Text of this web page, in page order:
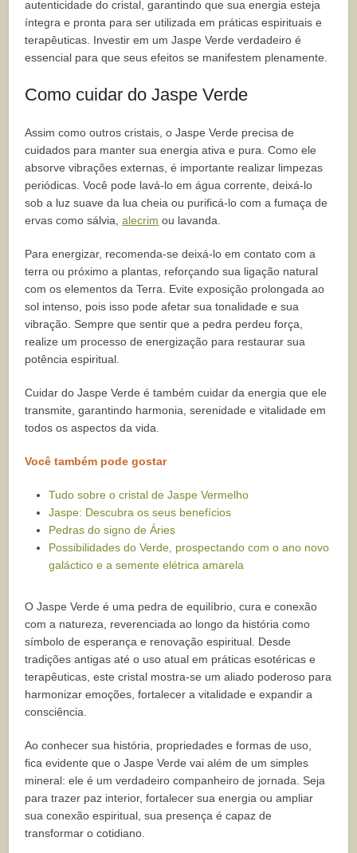
autenticidade do cristal, garantindo que sua energia esteja
íntegra e pronta para ser utilizada em práticas espirituais e
terapêuticas. Investir em um Jaspe Verde verdadeiro é
essencial para que seus efeitos se manifestem plenamente.
Como cuidar do Jaspe Verde
Assim como outros cristais, o Jaspe Verde precisa de
cuidados para manter sua energia ativa e pura. Como ele
absorve vibrações externas, é importante realizar limpezas
periódicas. Você pode lavá-lo em água corrente, deixá-lo
sob a luz suave da lua cheia ou purificá-lo com a fumaça de
ervas como sálvia,alecrim ou lavanda.
Para energizar, recomenda-se deixá-lo em contato com a
terra ou próximo a plantas, reforçando sua ligação natural
com os elementos da Terra. Evite exposição prolongada ao
sol intenso, pois isso pode afetar sua tonalidade e sua
vibração. Sempre que sentir que a pedra perdeu força,
realize um processo de energização para restaurar sua
potência espiritual.
Cuidar do Jaspe Verde é também cuidar da energia que ele
transmite, garantindo harmonia, serenidade e vitalidade em
todos os aspectos da vida.
Você também pode gostar
Tudo sobre o cristal de Jaspe Vermelho
Jaspe: Descubra os seus benefícios
Pedras do signo de Áries
Possibilidades do Verde, prospectando com o ano novo
galáctico e a semente elétrica amarela
O Jaspe Verde é uma pedra de equilíbrio, cura e conexão
com a natureza, reverenciada ao longo da história como
símbolo de esperança e renovação espiritual. Desde
tradições antigas até o uso atual em práticas esotéricas e
terapêuticas, este cristal mostra-se um aliado poderoso para
harmonizar emoções, fortalecer a vitalidade e expandir a
consciência.
Ao conhecer sua história, propriedades e formas de uso,
fica evidente que o Jaspe Verde vai além de um simples
mineral: ele é um verdadeiro companheiro de jornada. Seja
para trazer paz interior, fortalecer sua energia ou ampliar
sua conexão espiritual, sua presença é capaz de
transformar o cotidiano.